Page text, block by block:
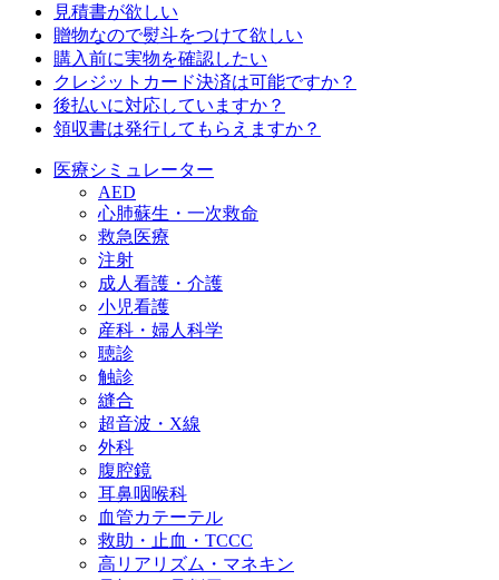
見積書が欲しい
贈物なので熨斗をつけて欲しい
購入前に実物を確認したい
クレジットカード決済は可能ですか？
後払いに対応していますか？
領収書は発行してもらえますか？
医療シミュレーター
AED
心肺蘇生・一次救命
救急医療
注射
成人看護・介護
小児看護
産科・婦人科学
聴診
触診
縫合
超音波・X線
外科
腹腔鏡
耳鼻咽喉科
血管カテーテル
救助・止血・TCCC
高リアリズム・マネキン